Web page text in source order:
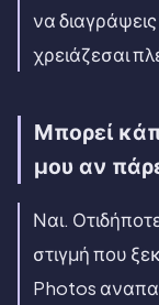
να
χρειάζεσαι
Μπορεί
μου αν
Ναι.
στιγμή που
Photos